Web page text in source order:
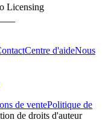
Licensing
Centre d'aideNous
de ventePolitique de
de droits d'auteur